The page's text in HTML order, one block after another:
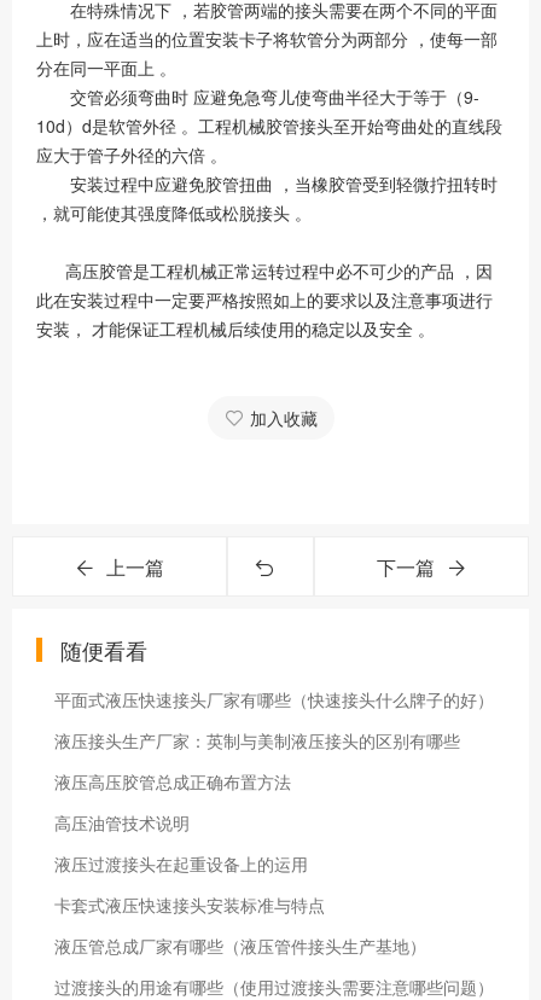
在特殊情况下 ，若胶管两端的接头需要在两个不同的平面
上时，应在适当的位置安装卡子将软管分为两部分 ，使每一部
分在同一平面上 。
交管必须弯曲时 应避免急弯儿使弯曲半径大于等于（9-
10d）d是软管外径 。工程机械胶管接头至开始弯曲处的直线段
应大于管子外径的六倍 。
安装过程中应避免胶管扭曲 ，当橡胶管受到轻微拧扭转时
，就可能使其强度降低或松脱接头 。
高压胶管是工程机械正常运转过程中必不可少的产品 ，因
此在安装过程中一定要严格按照如上的要求以及注意事项进行
安装， 才能保证工程机械后续使用的稳定以及安全 。
加入收藏
上一篇 下一篇
随便看看
平面式液压快速接头厂家有哪些（快速接头什么牌子的好）
液压接头生产厂家：英制与美制液压接头的区别有哪些
液压高压胶管总成正确布置方法
高压油管技术说明
液压过渡接头在起重设备上的运用
卡套式液压快速接头安装标准与特点
液压管总成厂家有哪些（液压管件接头生产基地）
过渡接头的用途有哪些（使用过渡接头需要注意哪些问题）